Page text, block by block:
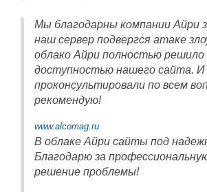
Мы благодарны компании Айри
наш сервер подвергся атаке
облако Айри полностью решило
доступностью нашего сайта.
проконсультировали по всем
рекомендую!
www.alcomag.ru
В облаке Айри сайты под
Благодарю за
решение проблемы!